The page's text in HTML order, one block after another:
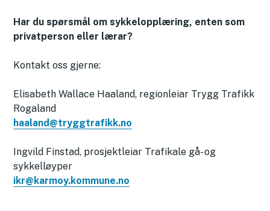
Har du spørsmål om sykkelopplæring, enten som
privatperson eller lærar?
Kontakt oss gjerne:
Elisabeth Wallace Haaland, regionleiar Trygg Trafikk
Rogaland
haaland@tryggtrafikk.no
Ingvild Finstad, prosjektleiar Trafikale gå- og
sykkelløyper
ikr@karmoy.kommune.no